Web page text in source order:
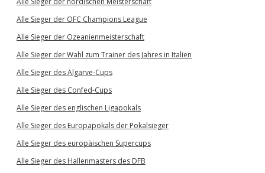
Alle Sieger der OFC Champions League
Alle Sieger der Ozeanienmeisterschaft
Alle Sieger der Wahl zum Trainer des Jahres in Italien
Alle Sieger des Algarve-Cups
Alle Sieger des Confed-Cups
Alle Sieger des englischen Ligapokals
Alle Sieger des Europapokals der Pokalsieger
Alle Sieger des europäischen Supercups
Alle Sieger des Hallenmasters des DFB